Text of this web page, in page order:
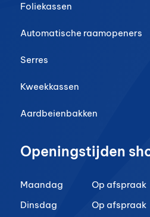
Foliekassen
Automatische raamopeners
Serres
Kweekkassen
Aardbeienbakken
Openingstijden
Maandag
Op afspraak
Dinsdag
Op afspraak